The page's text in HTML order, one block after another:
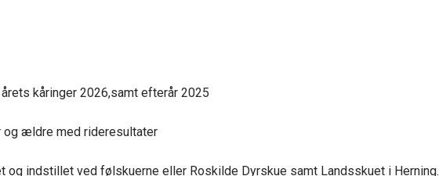
kåringer 2026,samt efterår 2025
og ældre med rideresultater
indstillet ved følskuerne eller Roskilde Dyrskue samt Landsskuet i Herning.